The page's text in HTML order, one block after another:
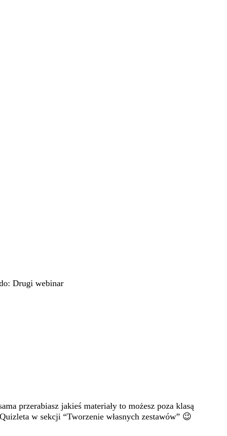
Drugi webinar
przerabiasz jakieś materiały to możesz poza klasą
w sekcji “Tworzenie własnych zestawów” 😉